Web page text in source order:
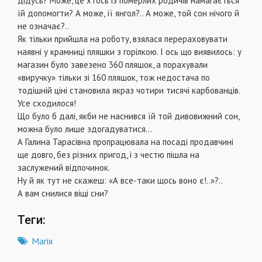
їй допомогти? А може, її янгол?.. А може, той сон нічого й
не означає?..
Як тільки прийшла на роботу, взялася перераховувати
наявні у крамниці пляшки з горілкою. І ось що виявилось: у
магазин було завезено 360 пляшок, а порахували
«виручку» тільки зі 160 пляшок, тож недостача по
тодішній ціні становила якраз чотири тисячі карбованців.
Усе сходилося!
Що було б далі, якби не наснився їй той дивовижний сон,
можна було лише здогадуватися…
А Галина Тарасівна пропрацювала на посаді продавчині
ще довго, без різних пригод, і з честю пішла на
заслужений відпочинок.
Ну й як тут не скажеш: «А все-таки щось воно є!..»?..
А вам снилися віщі сни?
Теги:
Магія